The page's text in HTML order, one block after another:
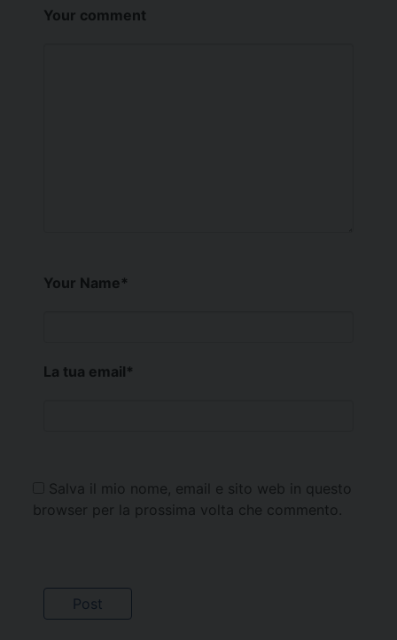
Your comment
Your Name*
La tua email*
Salva il mio nome, email e sito web in questo
browser per la prossima volta che commento.